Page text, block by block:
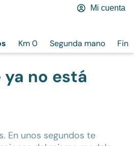
Km 0 Segunda mano
Mi cuenta
no está
En unos segundos te